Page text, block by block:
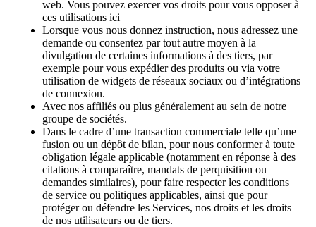
web. Vous pouvez exercer vos droits pour vous opposer à
ces utilisations ici
Lorsque vous nous donnez instruction, nous adressez une
demande ou consentez par tout autre moyen à la
divulgation de certaines informations à des tiers, par
exemple pour vous expédier des produits ou via votre
utilisation de widgets de réseaux sociaux ou d’intégrations
de connexion.
Avec nos affiliés ou plus généralement au sein de notre
groupe de sociétés.
Dans le cadre d’une transaction commerciale telle qu’une
fusion ou un dépôt de bilan, pour nous conformer à toute
obligation légale applicable (notamment en réponse à des
citations à comparaître, mandats de perquisition ou
demandes similaires), pour faire respecter les conditions
de service ou politiques applicables, ainsi que pour
protéger ou défendre les Services, nos droits et les droits
de nos utilisateurs ou de tiers.